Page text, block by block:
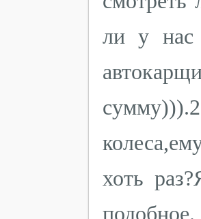
ли у нас
хоть
подобное.